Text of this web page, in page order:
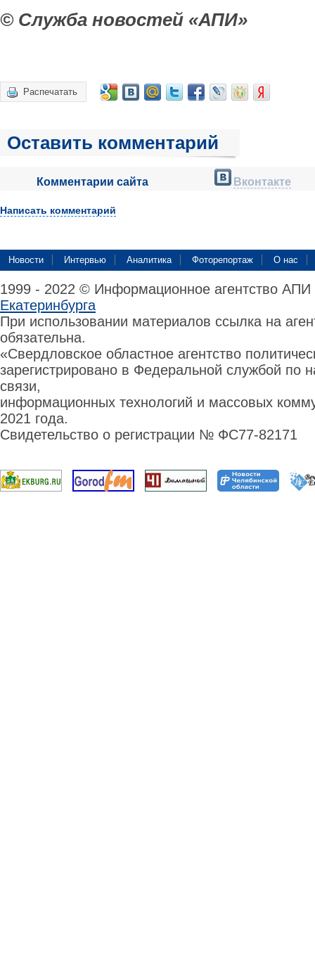
© Служба новостей «АПИ»
Распечатать
Оставить комментарий
Комментарии сайта Вконтакте
Написать комментарий
Новости Интервью Аналитика Фоторепортаж О нас
1999 - 2022 © Информационное агентство
Екатеринбурга
При использовании материалов ссылка на
обязательна.
«Свердловское областное агентство
зарегистрировано в Федеральной службой по
связи,
информационных технологий и массовых
2021 года.
Свидетельство о регистрации № ФС77-82171